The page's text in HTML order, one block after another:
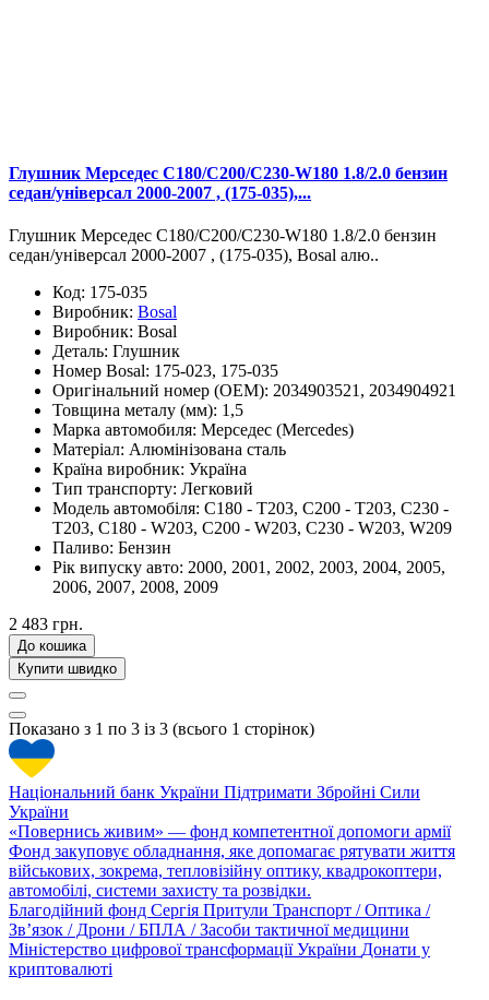
Глушник Мерседес С180/С200/С230-W180 1.8/2.0 бензин
седан/універсал 2000-2007 , (175-035),...
Глушник Мерседес С180/С200/С230-W180 1.8/2.0 бензин
седан/універсал 2000-2007 , (175-035), Bosal алю..
Код: 175-035
Виробник: Bosal
Виробник: Bosal
Деталь: Глушник
Номер Bosal: 175-023, 175-035
Оригінальний номер (OEM): 2034903521, 2034904921
Товщина металу (мм): 1,5
Марка автомобиля: Мерседес (Mercedes)
Матеріал: Алюмінізована сталь
Країна виробник: Україна
Тип транспорту: Легковий
Модель автомобіля: C180 - T203, C200 - T203, C230 -
T203, C180 - W203, C200 - W203, C230 - W203, W209
Паливо: Бензин
Рік випуску авто: 2000, 2001, 2002, 2003, 2004, 2005,
2006, 2007, 2008, 2009
2 483 грн.
До кошика
Купити швидко
Показано з 1 по 3 із 3 (всього 1 сторінок)
Національний банк України Підтримати Збройні Сили
України
«Повернись живим» — фонд компетентної допомоги армії
Фонд закуповує обладнання, яке допомагає рятувати життя
військових, зокрема, тепловізійну оптику, квадрокоптери,
автомобілі, системи захисту та розвідки.
Благодійний фонд Сергія Притули Транспорт / Оптика /
Зв’язок / Дрони / БПЛА / Засоби тактичної медицини
Міністерство цифрової трансформації України Донати у
криптовалюті